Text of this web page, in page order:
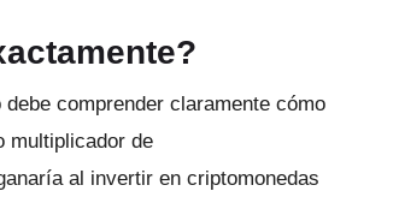
comprender claramente cómo
multiplicador de
al invertir en criptomonedas